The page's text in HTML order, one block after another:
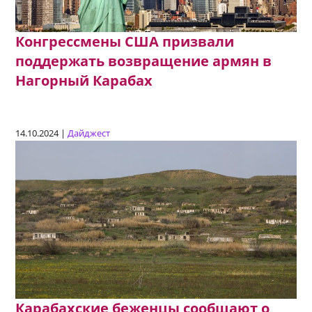
Конгрессмены США призвали
поддержать возвращение армян в
Нагорный Карабах
14.10.2024 |Дайджест
Карабахские беженцы сообщают о